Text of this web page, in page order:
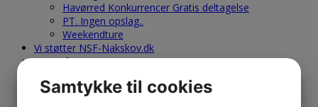
Havørred Konkurrencer Gratis deltagelse
PT. Ingen opslag..
Weekendture
Vi støtter NSF-Nakskov.dk
Tur Referater
Medlems Rapporter
Samtykke til cookies